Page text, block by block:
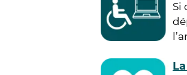
Si